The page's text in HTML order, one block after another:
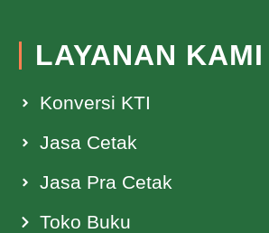
LAYANAN KAMI
Konversi KTI
Jasa Cetak
Jasa Pra Cetak
Toko Buku